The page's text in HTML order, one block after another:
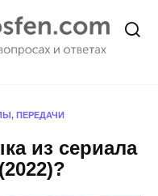
ПЕРЕДАЧИ
из сериала